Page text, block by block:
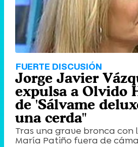
FUERTE DISCUSIÓN
Jorge Javier
expulsa a Olvido
de 'Sálvame
una cerda"
Tras una grave bronca con
María Patiño fuera de